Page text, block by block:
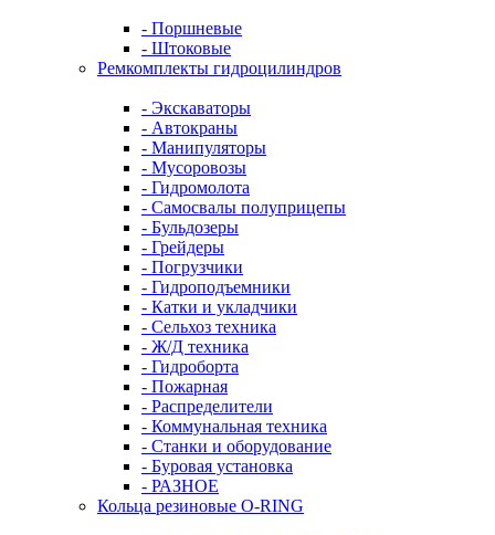
- Поршневые
- Штоковые
Ремкомплекты гидроцилиндров
- Экскаваторы
- Автокраны
- Манипуляторы
- Мусоровозы
- Гидромолота
- Самосвалы полуприцепы
- Бульдозеры
- Грейдеры
- Погрузчики
- Гидроподъемники
- Катки и укладчики
- Сельхоз техника
- Ж/Д техника
- Гидроборта
- Пожарная
- Распределители
- Коммунальная техника
- Станки и оборудование
- Буровая установка
- РАЗНОЕ
Кольца резиновые O-RING